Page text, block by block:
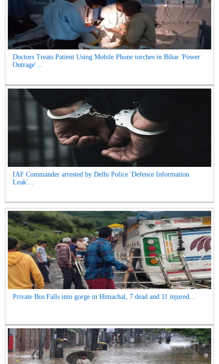
Doctors Treats Patient Using Mobile Phone torches in Bihar 'Power
Outrage'...
IAF Commander arrested by Delhi Police 'Defence Information
Leak'...
Private Bus Falls into gorge in Himachal, 7 dead and 11 injured...